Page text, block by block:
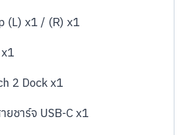
(L) x1 / (R) x1
2 Dock x1
ชาร์จ USB-C x1